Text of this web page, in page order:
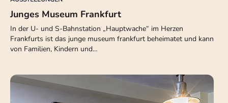
Junges Museum Frankfurt
In der U- und S-Bahnstation „Hauptwache“ im Herzen
Frankfurts ist das junge museum frankfurt beheimatet und kann
von Familien, Kindern und…